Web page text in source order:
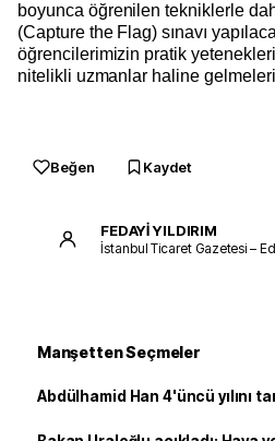
boyunca öğrenilen tekniklerle
(Capture the Flag) sınavı
öğrencilerimizin pratik
nitelikli uzmanlar haline
Beğen Kaydet
FEDAYİ YILDIRIM
İstanbul Ticaret Gazetesi –
Manşetten Seçmeler
Abdülhamid Han 4'üncü yılını